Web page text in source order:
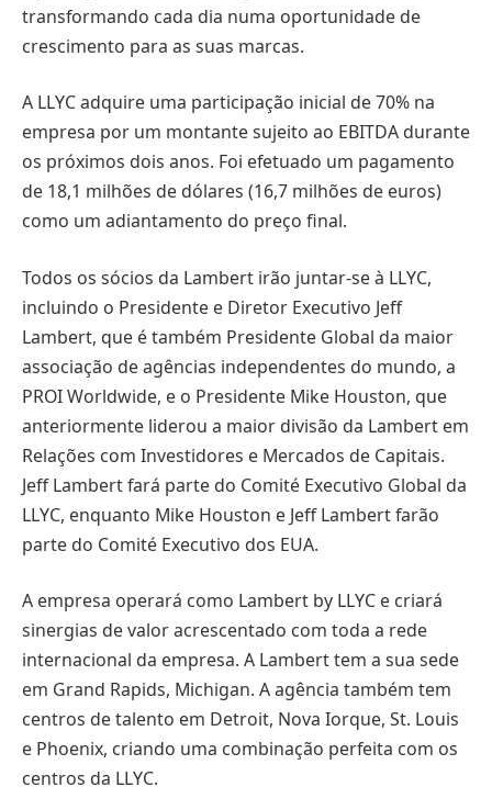
transformando cada dia numa oportunidade de
crescimento para as suas marcas.
A LLYC adquire uma participação inicial de 70% na
empresa por um montante sujeito ao EBITDA durante
os próximos dois anos. Foi efetuado um pagamento
de 18,1 milhões de dólares (16,7 milhões de euros)
como um adiantamento do preço final.
Todos os sócios da Lambert irão juntar-se à LLYC,
incluindo o Presidente e Diretor Executivo Jeff
Lambert, que é também Presidente Global da maior
associação de agências independentes do mundo, a
PROI Worldwide, e o Presidente Mike Houston, que
anteriormente liderou a maior divisão da Lambert em
Relações com Investidores e Mercados de Capitais.
Jeff Lambert fará parte do Comité Executivo Global da
LLYC, enquanto Mike Houston e Jeff Lambert farão
parte do Comité Executivo dos EUA.
A empresa operará como Lambert by LLYC e criará
sinergias de valor acrescentado com toda a rede
internacional da empresa. A Lambert tem a sua sede
em Grand Rapids, Michigan. A agência também tem
centros de talento em Detroit, Nova Iorque, St. Louis
e Phoenix, criando uma combinação perfeita com os
centros da LLYC.